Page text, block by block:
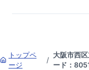
トップペ
ージ
/
大阪市西
ード：